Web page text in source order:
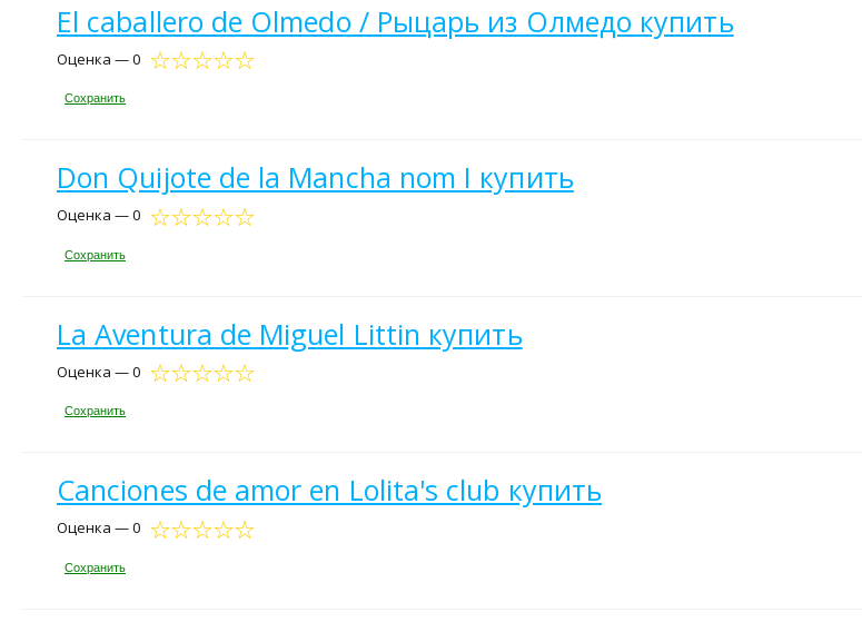
El caballero de Olmedo / Рыцарь из Олмедо купить
Оценка — 0
Сохранить
Don Quijote de la Mancha nom I купить
Оценка — 0
Сохранить
La Aventura de Miguel Littin купить
Оценка — 0
Сохранить
Canciones de amor en Lolita's club купить
Оценка — 0
Сохранить